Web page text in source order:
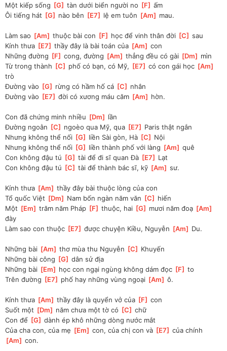
Một kiếp sống [G ] tàn dưới biển người no [F ] ấm
Ôi tiếng hát [G nào bên [E7 lệ em tuôn [Am mau.
Làm sao [Am ] thuộc bài con [F học để vinh thân đời [C ] sau
Kính thưa [E7 ] thầy đây là bài toán của [Am ] con
Những đường [F ] cong, đường [Am ] thẳng đều có gài [Dm
mìn
Từ trong thành [C phố có bạn, có Mỹ, [E7 ] có con gái học [Am
trò
Đường vào [G rừng có hầm hố cá [C
nhân
Đường vào [E7 ] đời có xương máu căm [Am hờn.
Con đã chứng minh nhiều [Dm
lần
Đường ngoằn [C ngoèo qua Mỹ, qua [E7
Paris thật ngắn
Nhưng không thể nối [G liền Sài gòn, Hà [C
Nội
Nhưng không thể nối [G liền thành phố với làng [Am ] quê
Con không đậu tú [G ] tài để đi sĩ quan Đà [E7
Lạt
Con không đậu tú [C ] tài để thành bác sĩ, kỹ [Am ] sư.
Kính thưa [Am ] thầy đây bài thuộc lòng của con
Tổ quốc Việt [Dm Nam bốn ngàn năm văn [C
hiến
Một [Em ] trăm năm Pháp [F ] thuộc, hai [G mươi năm đoạ [Am
đày
Làm sao con thuộc [E7 ] được chuyện Kiều, Nguyễn [Am Du.
Những bài [Am ] thơ mùa thu Nguyễn [C
Khuyến
Những bài công [G ] dân sử địa
Những bài [Em học con ngại ngùng không dám đọc [F ] to
Trên đường [E7 phố hay những vùng ngoại [Am ] ô.
Kính thưa [Am ] thầy đây là quyển vở của [F ] con
Suốt một [Dm năm chưa một tờ có [C ] chữ
Con để [G ] dành ép khô những dòng nước mắt
Của cha con, của mẹ [Em ] con, của chị con và [E7 ] của chính
Am
] con.